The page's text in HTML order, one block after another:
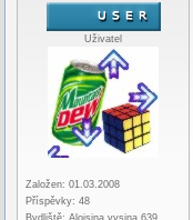
Uživatel
Založen: 01.03.2008
Příspěvky: 48
Bydliště: Aloisina vysina 639